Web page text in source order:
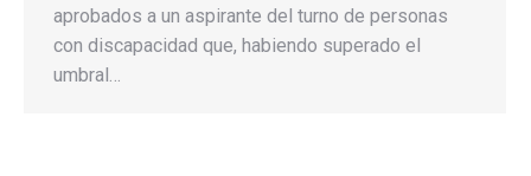
aprobados a un aspirante del turno de personas
con discapacidad que, habiendo superado el
umbral…